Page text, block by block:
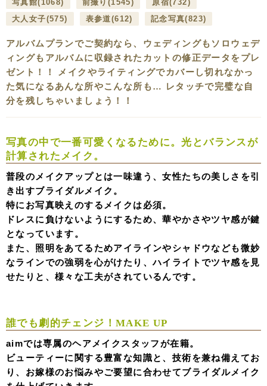
写真館(1068) 前撮り (1545) 原宿(732)
大人女子(575) 表参道(612) 記念写真(823)
アルバムプランでご契約なら、ウェディングもソロウェデ
ィングもアルバムに収録されたカットの修正データをプレ
ゼント！！ メイクやライティングでカバーし切れなかっ
た気になるあんな所やこんな所も… レタッチで完璧な自
分を残しちゃいましょう！！
写真の中で一番可愛くなるために。光とバランスが
計算されたメイク。
普段のメイクアップとは一味違う、女性たちの美しさを引
き出すブライダルメイク。
特にお写真映えのするメイクは必須。
ドレスに負けないようにするため、華やかさやツヤ感が鍵
となっています。
また、照明をあてるためアイラインやシャドウなども微妙
なラインでの強弱を心がけたり、ハイライトでツヤ感を見
せたりと、様々な工夫がされているんです。
誰でも劇的チェンジ！ MAKE UP
aimでは専属のヘアメイクスタッフが在籍。
ビューティーに関する豊富な知識と、技術を兼ね備えてお
り、お嫁様のお悩みやご要望に合わせてブライダルメイク